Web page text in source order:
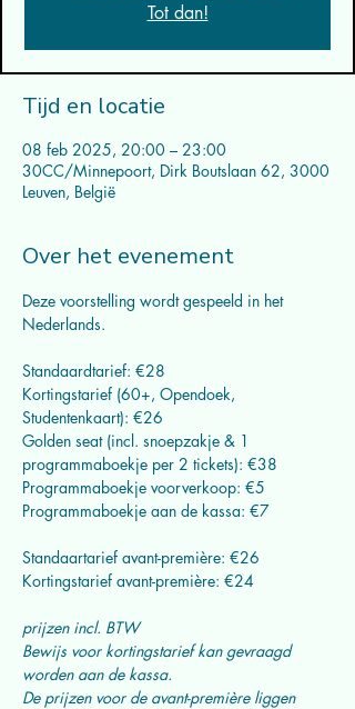
Tot dan!
Tijd en locatie
08 feb 2025, 20:00 – 23:00
30CC/Minnepoort, Dirk Boutslaan 62, 3000
Leuven, België
Over het evenement
Deze voorstelling wordt gespeeld in het
Nederlands.
Standaardtarief: €28
Kortingstarief (60+, Opendoek,
Studentenkaart): €26
Golden seat (incl. snoepzakje & 1
programmaboekje per 2 tickets): €38
Programmaboekje voorverkoop: €5
Programmaboekje aan de kassa: €7
Standaartarief avant-première: €26
Kortingstarief avant-première: €24
prijzen incl. BTW
Bewijs voor kortingstarief kan gevraagd
worden aan de kassa.
De prijzen voor de avant-première liggen